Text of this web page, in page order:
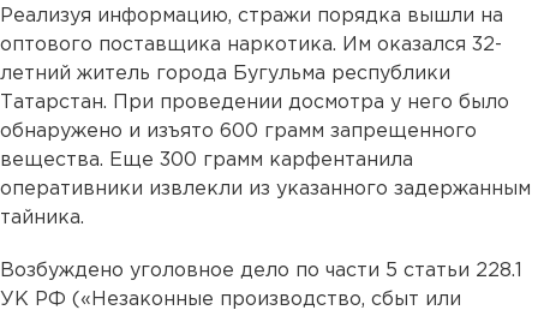
Реализуя информацию, стражи порядка вышли на
оптового поставщика наркотика. Им оказался 32-
летний житель города Бугульма республики
Татарстан. При проведении досмотра у него было
обнаружено и изъято 600 грамм запрещенного
вещества. Еще 300 грамм карфентанила
оперативники извлекли из указанного задержанным
тайника.
Возбуждено уголовное дело по части 5 статьи 228.1
УК РФ («Незаконные производство, сбыт или